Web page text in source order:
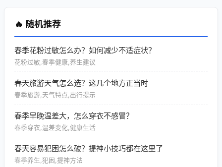
🔥 随机推荐
春季花粉过敏怎么办？如何减少不适症状？
花粉过敏,春季健康,养生建议
春天旅游天气怎么选？这几个地方正当时
春季旅游,天气特点,出行提示
春季早晚温差大，怎么穿衣不感冒？
春季穿衣,温差变化,健康生活
春天容易犯困怎么破？提神小技巧都在这里了
春季养生,犯困,提神方法